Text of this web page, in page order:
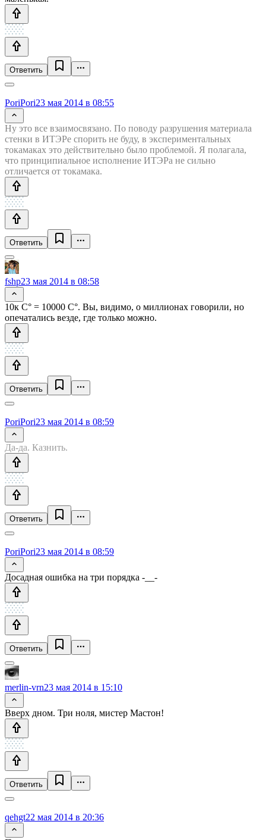
Ответить
PoriPori23 мая 2014 в 08:55
Ну это все взаимосвязано. По поводу разрушения материала
стенки в ИТЭРе спорить не буду, в экспериментальных
токамаках это действительно было проблемой. Я полагала,
что принципиальное исполнение ИТЭРа не сильно
отличается от токамака.
Ответить
fshp23 мая 2014 в 08:58
10к С° = 10000 С°. Вы, видимо, о миллионах говорили, но
опечатались везде, где только можно.
Ответить
PoriPori23 мая 2014 в 08:59
Да-да. Казнить.
Ответить
PoriPori23 мая 2014 в 08:59
Досадная ошибка на три порядка -__-
Ответить
merlin-vrn23 мая 2014 в 15:10
Вверх дном. Три ноля, мистер Мастон!
Ответить
qehgt22 мая 2014 в 20:36